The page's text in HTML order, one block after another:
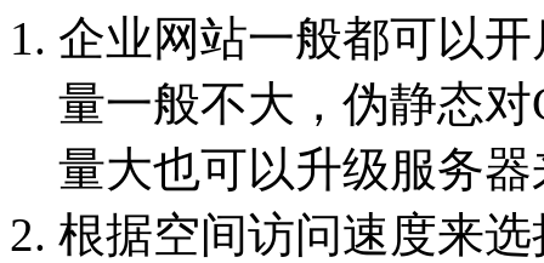
企业网站一般都可以
量一般不大，伪静态
量大也可以升级服务
根据空间访问速度来